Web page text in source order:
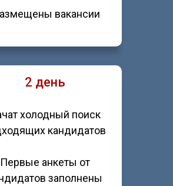
вакансии
2 день
холодный поиск
кандидатов
Первые анкеты от
заполнены